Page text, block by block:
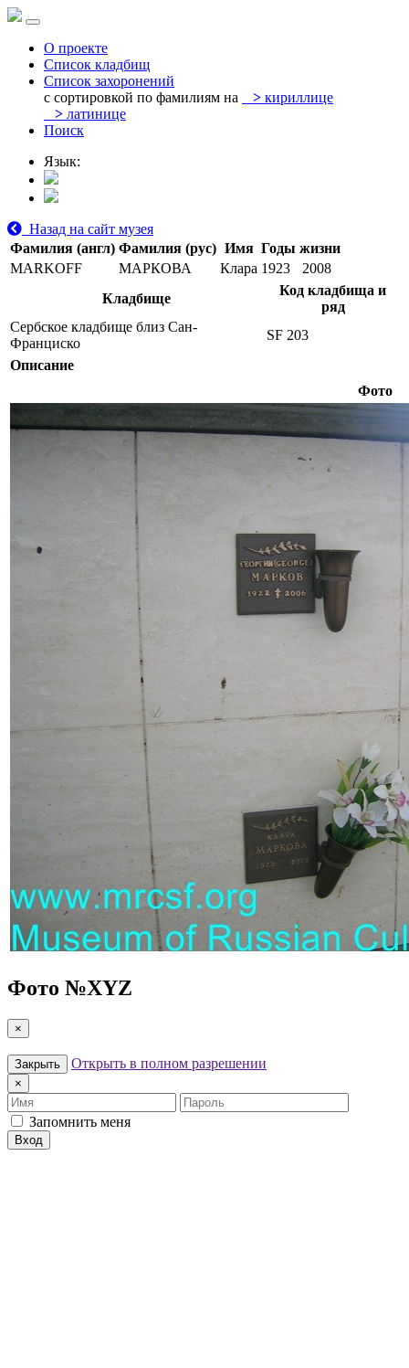
О проекте
Список кладбищ
Список захоронений
с сортировкой по фамилиям на
> кириллице
> латинице
Поиск
Язык:
Назад на сайт музея
Фамилия (англ) Фамилия (рус) Имя Годы жизни
MARKOFF
МАРКОВА Клара 1923
2008
Кладбище
Код кладбища и
ряд
Сербское кладбище близ Сан-
Франциско
SF 203
Описание
Фото
Фото №XYZ
×
Закрыть Открыть в полном разрешении
×
Имя
Пароль
Запомнить меня
Вход